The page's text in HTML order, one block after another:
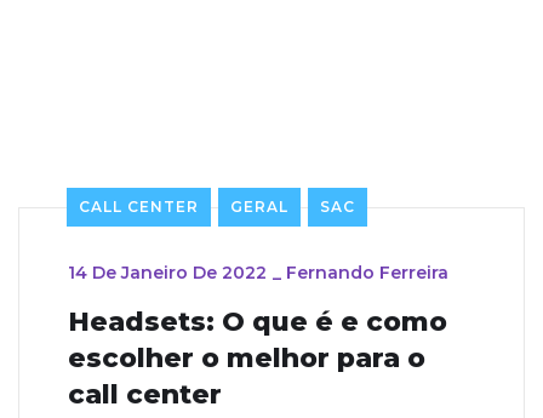
CALL CENTER GERAL SAC
14 De Janeiro De 2022 _ Fernando Ferreira
Headsets: O que é e como
escolher o melhor para o
call center